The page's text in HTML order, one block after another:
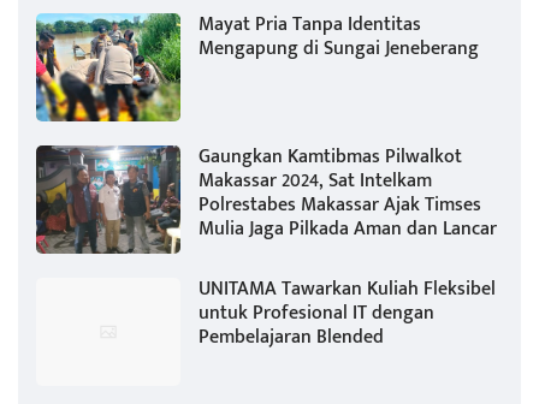
Mayat Pria Tanpa Identitas
Mengapung di Sungai Jeneberang
Gaungkan Kamtibmas Pilwalkot
Makassar 2024, Sat Intelkam
Polrestabes Makassar Ajak Timses
Mulia Jaga Pilkada Aman dan Lancar
UNITAMA Tawarkan Kuliah Fleksibel
untuk Profesional IT dengan
Pembelajaran Blended